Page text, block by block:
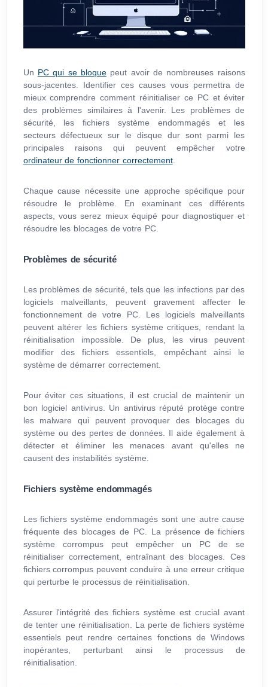
Un PC qui se bloquepeut avoir de nombreuses raisons
sous-jacentes. Identifier ces causes vous permettra de
mieux comprendre comment réinitialiser ce PC et éviter
des problèmes similaires à l'avenir. Les problèmes de
sécurité, les fichiers système endommagés et les
secteurs défectueux sur le disque dur sont parmi les
principales raisons qui peuvent empêcher votre
ordinateur de fonctionner correctement.
Chaque cause nécessite une approche spécifique pour
résoudre le problème. En examinant ces différents
aspects, vous serez mieux équipé pour diagnostiquer et
résoudre les blocages de votre PC.
Problèmes de sécurité
Les problèmes de sécurité, tels que les infections par des
logiciels malveillants, peuvent gravement affecter le
fonctionnement de votre PC. Les logiciels malveillants
peuvent altérer les fichiers système critiques, rendant la
réinitialisation impossible. De plus, les virus peuvent
modifier des fichiers essentiels, empêchant ainsi le
système de démarrer correctement.
Pour éviter ces situations, il est crucial de maintenir un
bon logiciel antivirus. Un antivirus réputé protège contre
les malware qui peuvent provoquer des blocages du
système ou des pertes de données. Il aide également à
détecter et éliminer les menaces avant qu'elles ne
causent des instabilités système.
Fichiers système endommagés
Les fichiers système endommagés sont une autre cause
fréquente des blocages de PC. La présence de fichiers
système corrompus peut empêcher un PC de se
réinitialiser correctement, entraînant des blocages. Ces
fichiers corrompus peuvent conduire à une erreur critique
qui perturbe le processus de réinitialisation.
Assurer l'intégrité des fichiers système est crucial avant
de tenter une réinitialisation. La perte de fichiers système
essentiels peut rendre certaines fonctions de Windows
inopérantes, perturbant ainsi le processus de
réinitialisation.